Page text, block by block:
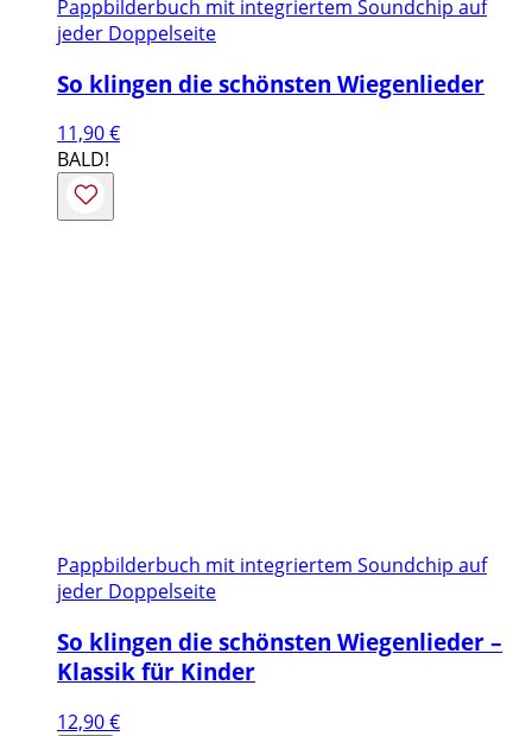
Pappbilderbuch mit integriertem Soundchip auf
jeder Doppelseite
So klingen die schönsten Wiegenlieder
11,90€
BALD!
Pappbilderbuch mit integriertem Soundchip auf
jeder Doppelseite
So klingen die schönsten Wiegenlieder –
Klassik für Kinder
12,90€